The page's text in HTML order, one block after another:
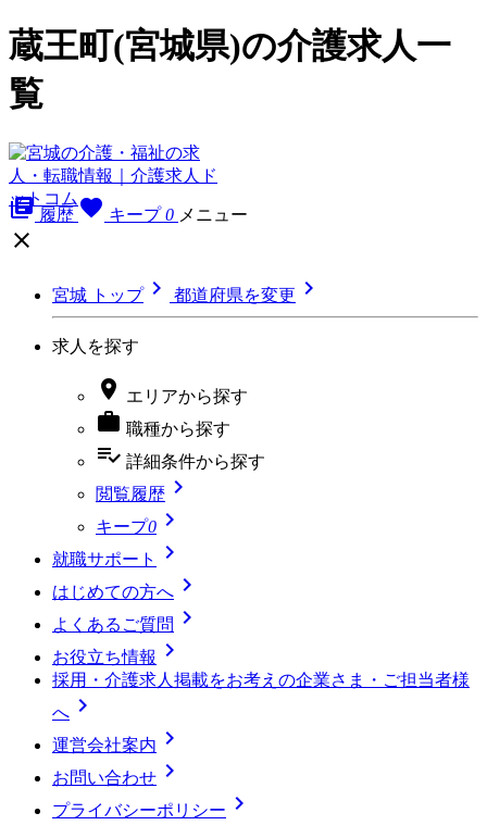
蔵王町(宮城県)の介護求人一
覧
library_books 履歴 favorite キープ 0 メニュー

宮城 トップ 都道府県を変更 
求人を探す
 エリアから探す
 職種から探す
playlist_add_check 詳細条件から探す
閲覧履歴 
キープ0 
就職サポート 
はじめての方へ 
よくあるご質問 
お役立ち情報 
採用・介護求人掲載をお考えの企業さま・ご担当者様
へ 
運営会社案内 
お問い合わせ 
プライバシーポリシー 